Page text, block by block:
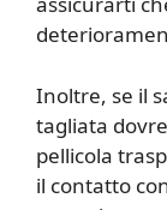
Inoltre, se il
tagliata
pellicola
il contatto